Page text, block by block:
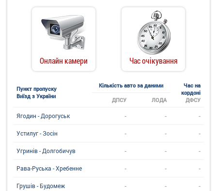
Онлайн камери Час очікування
Пункт пропуску
Виїзд з України
Кількість авто за даними
Час на
кордоні
ДФСУ
ДПСУ ЛОДА
Ягодин - Дорогуськ - - -
Устилуг - Зосін - - -
Угринiв - Долгобичув - - -
Рава-Руська - Хребенне - - -
Грушів - Будомеж - - -